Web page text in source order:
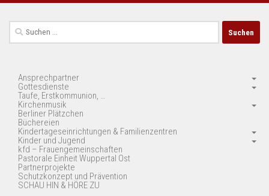
Suchen
nach:
Ansprechpartner
Gottesdienste
Taufe, Erstkommunion, …
Kirchenmusik
Berliner Plätzchen
Büchereien
Kindertageseinrichtungen & Familienzentren
Kinder und Jugend
kfd – Frauengemeinschaften
Pastorale Einheit Wuppertal Ost
Partnerprojekte
Schutzkonzept und Prävention
SCHAU HIN & HÖRE ZU